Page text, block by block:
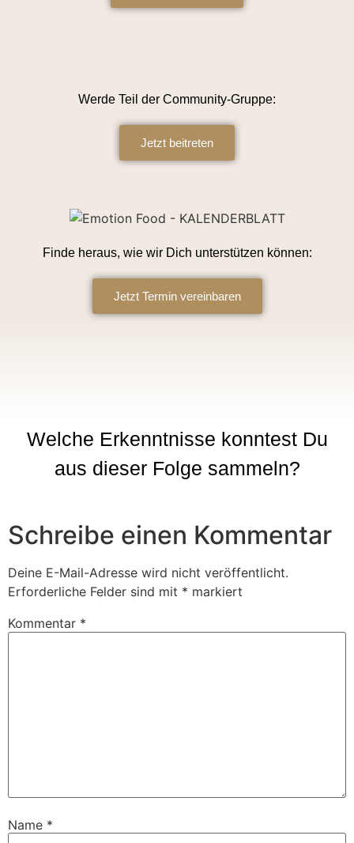
Werde Teil der Community-Gruppe:
Jetzt beitreten
Finde heraus, wie wir Dich unterstützen können:
Jetzt Termin vereinbaren
Welche Erkenntnisse konntest Du
aus dieser Folge sammeln?
Schreibe einen Kommentar
Deine E-Mail-Adresse wird nicht veröffentlicht.
Erforderliche Felder sind mit * markiert
Kommentar *
Name *